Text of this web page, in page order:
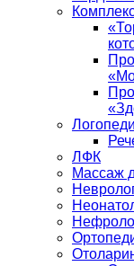
ЛФК
Массаж